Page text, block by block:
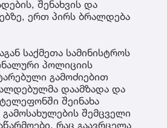
შენახვის და
ერთ პირს ბრალდება
საქმეთა სამინისტროს
პოლიციის
გამოძიებით
დაამზადა და
შეინახა
შემცველი
რაც გაავრცელა